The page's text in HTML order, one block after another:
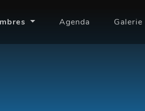
Agenda Galerie